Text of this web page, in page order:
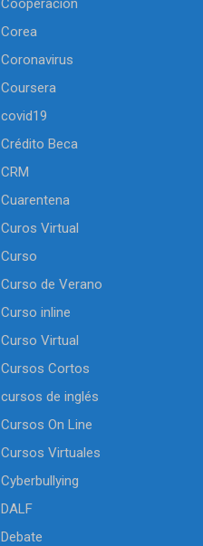
Corea
Coronavirus
Coursera
covid19
Crédito Beca
CRM
Cuarentena
Curos Virtual
Curso
Curso de Verano
Curso inline
Curso Virtual
Cursos Cortos
cursos de inglés
Cursos On Line
Cursos Virtuales
Cyberbullying
DALF
Debate